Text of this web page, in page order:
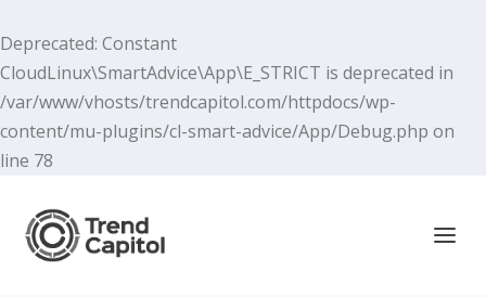
Deprecated: Constant
CloudLinux\SmartAdvice\App\E_STRICT is deprecated in
/var/www/vhosts/trendcapitol.com/httpdocs/wp-
content/mu-plugins/cl-smart-advice/App/Debug.php on
line 78